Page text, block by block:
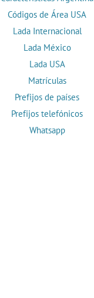
Códigos de Área USA
Lada Internacional
Lada México
Lada USA
Matrículas
Prefijos de países
Prefijos telefónicos
Whatsapp